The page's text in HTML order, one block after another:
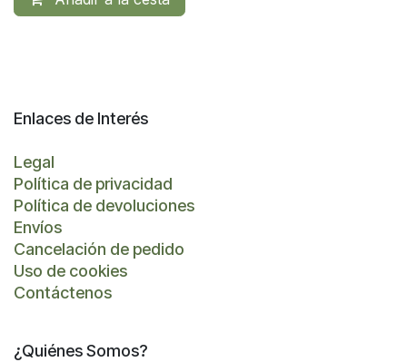
Enlaces de Interés
Legal
Política de privacidad
Política de devoluciones
Envíos
Cancelación de pedido
Uso de cookies
Contáctenos
¿Quiénes Somos?